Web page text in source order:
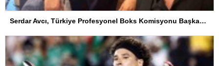
Serdar Avcı, Türkiye Profesyonel Boks Komisyonu Başkanı Seçildi